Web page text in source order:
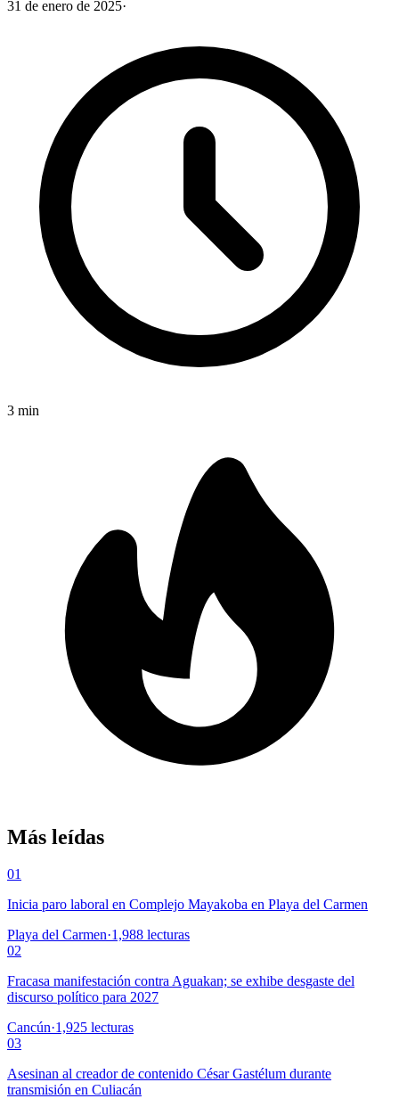
31 de enero de 2025·
3 min
Más leídas
01
Inicia paro laboral en Complejo Mayakoba en Playa del Carmen
Playa del Carmen·1,988 lecturas
02
Fracasa manifestación contra Aguakan; se exhibe desgaste del
discurso político para 2027
Cancún·1,925 lecturas
03
Asesinan al creador de contenido César Gastélum durante
transmisión en Culiacán